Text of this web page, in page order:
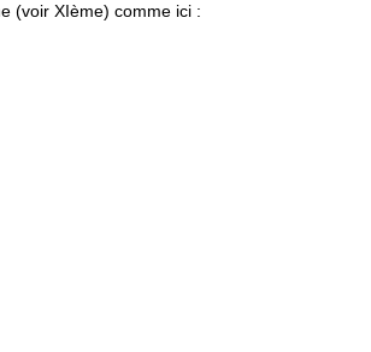
(voir XIème) comme ici :